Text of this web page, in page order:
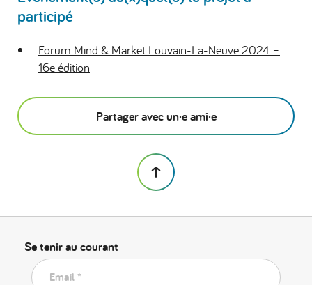
participé
Forum Mind & Market Louvain-La-Neuve 2024 –
16e édition
Partager avec un·e ami·e
Se tenir au courant
Email *